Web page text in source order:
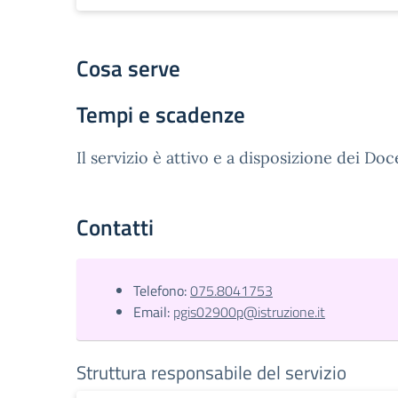
Cosa serve
Tempi e scadenze
Il servizio è attivo e a disposizione dei
Contatti
Telefono:075.8041753
Email: pgis02900p@istruzione.it
Struttura responsabile del servizio